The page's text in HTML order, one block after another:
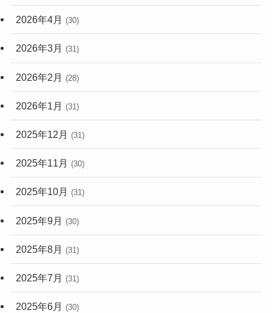
2026年4月 (30)
2026年3月 (31)
2026年2月 (28)
2026年1月 (31)
2025年12月 (31)
2025年11月 (30)
2025年10月 (31)
2025年9月 (30)
2025年8月 (31)
2025年7月 (31)
2025年6月 (30)